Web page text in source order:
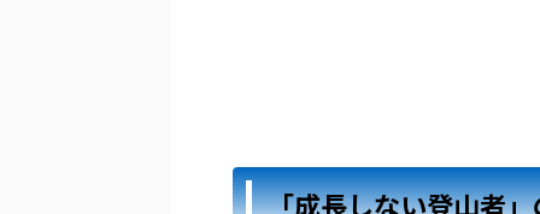
「成長しない登山者